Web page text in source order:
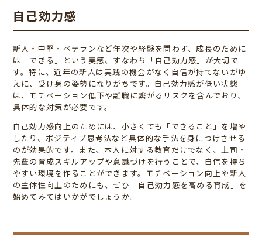
自己効力感
新人・中堅・ベテランなど年次や経験を問わず、成長のために
は「できる」という実感、すなわち「自己効力感」が大切で
す。特に、近年の新人は実践の機会がなく自信が持てないがゆ
えに、受け身の姿勢になりがちです。自己効力感が低い状態
は、モチベーション低下や離職に繋がるリスクを含んでおり、
具体的な対策が必要です。
自己効力感向上のためには、小さくても「できること」を増や
したり、ポジティブ思考法など具体的な手法を身につけさせる
のが効果的です。また、本人に対する教育だけでなく、上司・
先輩の育成スキルアップや意識づけを行うことで、自信を持ち
やすい環境を作ることができます。モチベーション向上や新人
の主体性向上のためにも、ぜひ「自己効力感を高める育成」を
始めてみてはいかがでしょうか。